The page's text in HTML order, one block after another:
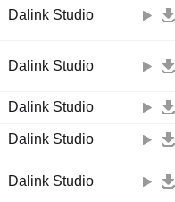
Dalink Studio
Dalink Studio
Dalink Studio
Dalink Studio
Dalink Studio